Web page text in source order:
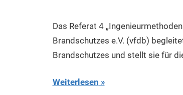
Das Referat 4
Brandschutzes e.V. (vfdb)
Brandschutzes und stellt sie für
Weiterlesen